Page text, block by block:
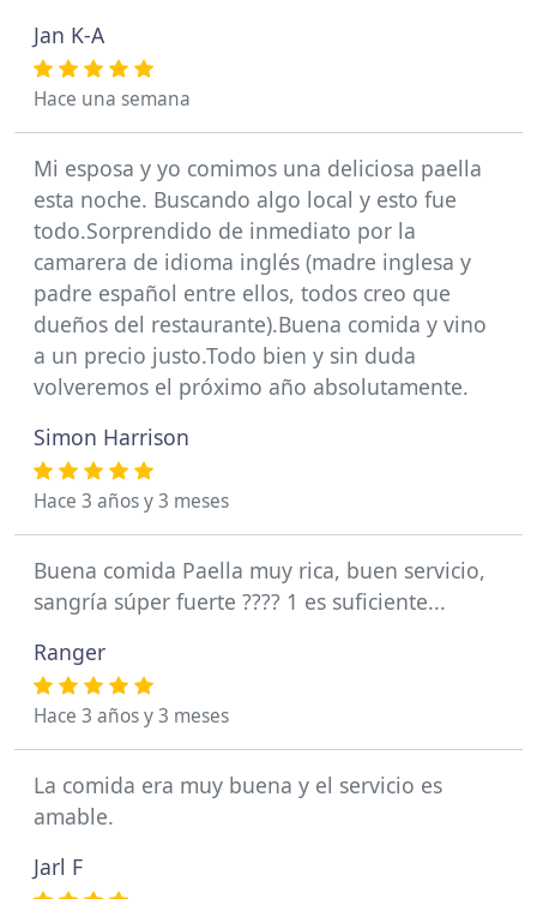
Jan K-A
Hace una semana
Mi esposa y yo comimos una deliciosa paella
esta noche. Buscando algo local y esto fue
todo.Sorprendido de inmediato por la
camarera de idioma inglés (madre inglesa y
padre español entre ellos, todos creo que
dueños del restaurante).Buena comida y vino
a un precio justo.Todo bien y sin duda
volveremos el próximo año absolutamente.
Simon Harrison
Hace 3 años y 3 meses
Buena comida Paella muy rica, buen servicio,
sangría súper fuerte ???? 1 es suficiente...
Ranger
Hace 3 años y 3 meses
La comida era muy buena y el servicio es
amable.
Jarl F